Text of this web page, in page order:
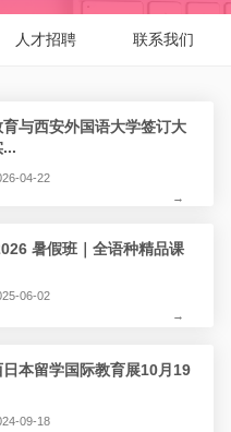
人才招聘 联系我们
育与西安外国语大学签订大
04-22
→
暑假班｜全语种精品课
06-02
→
本留学国际教育展10月19
09-18